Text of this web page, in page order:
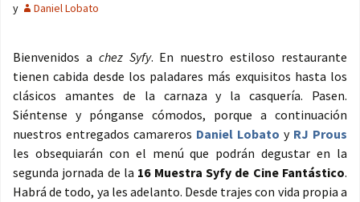
y
Daniel Lobato
Bienvenidos a chez Syfy. En nuestro estiloso restaurante
tienen cabida desde los paladares más exquisitos hasta los
clásicos amantes de la carnaza y la casquería. Pasen.
Siéntense y pónganse cómodos, porque a continuación
nuestros entregados camareros Daniel Lobato y RJ Prous
les obsequiarán con el menú que podrán degustar en la
segunda jornada de la 16 Muestra Syfy de Cine Fantástico.
Habrá de todo, ya les adelanto. Desde trajes con vida propia a